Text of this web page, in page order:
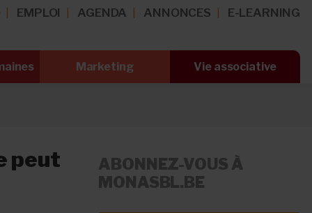
EMPLOI AGENDA ANNONCES E-LEARNING
Marketing Vie associative
peut
ABONNEZ-VOUS À
MONASBL.BE